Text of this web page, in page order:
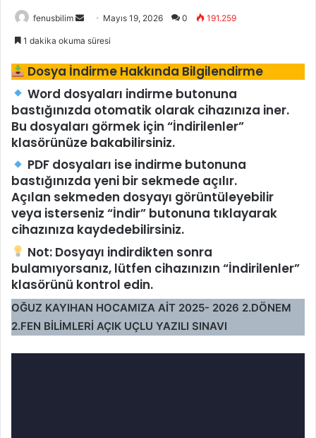
fenusbilim
Bir
göndermek
Mayıs 19, 2026 0 191.259
1 dakika okuma süresi
Dosya İndirme Hakkında Bilgilendirme
Word dosyaları indirme butonuna
bastığınızda otomatik olarak cihazınıza iner.
Bu dosyaları görmek için “İndirilenler”
klasörünüze bakabilirsiniz.
PDF dosyaları ise indirme butonuna
bastığınızda yeni bir sekmede açılır.
Açılan sekmeden dosyayı görüntüleyebilir
veya isterseniz “İndir” butonuna tıklayarak
cihazınıza kaydedebilirsiniz.
Not: Dosyayı indirdikten sonra
bulamıyorsanız, lütfen cihazınızın “İndirilenler”
klasörünü kontrol edin.
OĞUZ KAYIHAN HOCAMIZA AİT 2025- 2026 2.DÖNEM
2.FEN BİLİMLERİ AÇIK UÇLU YAZILI SINAVI